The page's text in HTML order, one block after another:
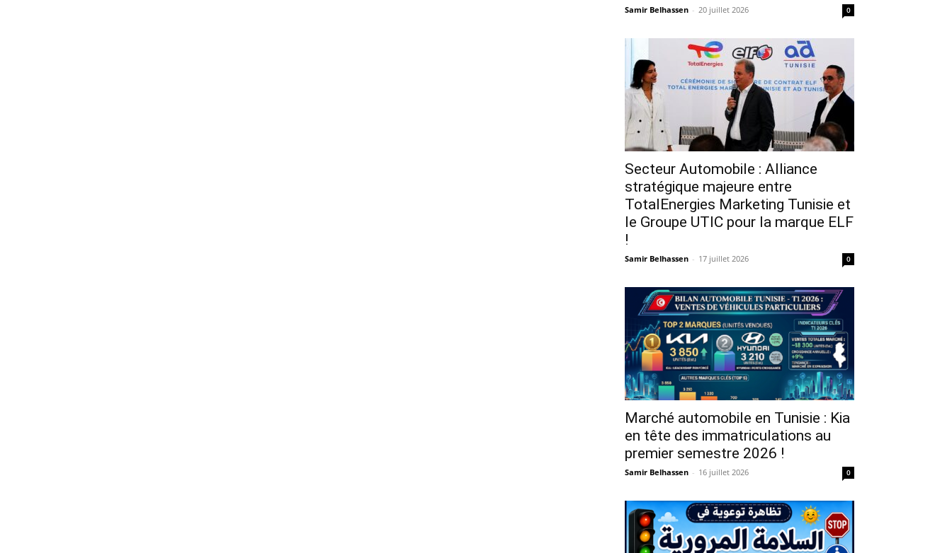
Samir Belhassen - 20 juillet 2026 0
Secteur Automobile : Alliance
stratégique majeure entre
TotalEnergies Marketing Tunisie et
le Groupe UTIC pour la marque ELF
!
Samir Belhassen - 17 juillet 2026 0
Marché automobile en Tunisie : Kia
en tête des immatriculations au
premier semestre 2026 !
Samir Belhassen - 16 juillet 2026 0